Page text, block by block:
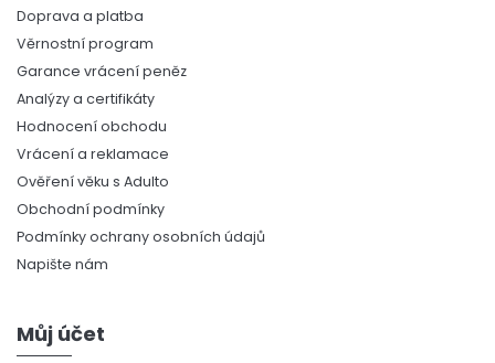
Doprava a platba
Věrnostní program
Garance vrácení peněz
Analýzy a certifikáty
Hodnocení obchodu
Vrácení a reklamace
Ověření věku s Adulto
Obchodní podmínky
Podmínky ochrany osobních údajů
Napište nám
Můj účet